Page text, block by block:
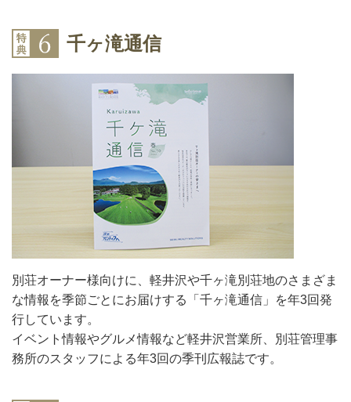
千ヶ滝通信
別荘オーナー様向けに、軽井沢や千ヶ滝別荘地のさまざま
な情報を季節ごとにお届けする「千ヶ滝通信」を年3回発
行しています。
イベント情報やグルメ情報など軽井沢営業所、別荘管理事
務所のスタッフによる年3回の季刊広報誌です。